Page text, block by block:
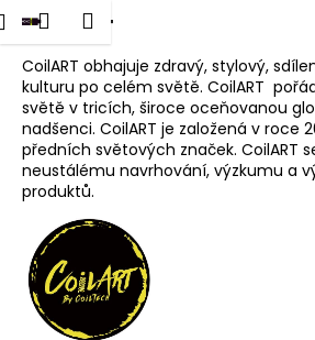
Přejít
na
obsah
Přihlášení
Nákupní
košík
Menu
CoilART
CoilART obhajuje zdravý, stylový,
kulturu po celém světě. CoilART
světě v tricích, široce oceňovanou
nadšenci. CoilART je založená v roce
předních světových značek. CoilART
neustálému navrhování, výzkumu a
produktů.
K
o Zpět
Zpět
C
o
p
o
ř
e
b